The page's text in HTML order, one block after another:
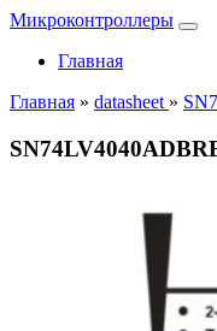
Микроконтроллеры
Главная
Главная » datasheet »